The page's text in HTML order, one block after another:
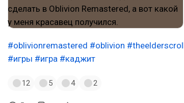
#oblivionremastered #oblivion
#игры #игра #каджит
12 5 4 2